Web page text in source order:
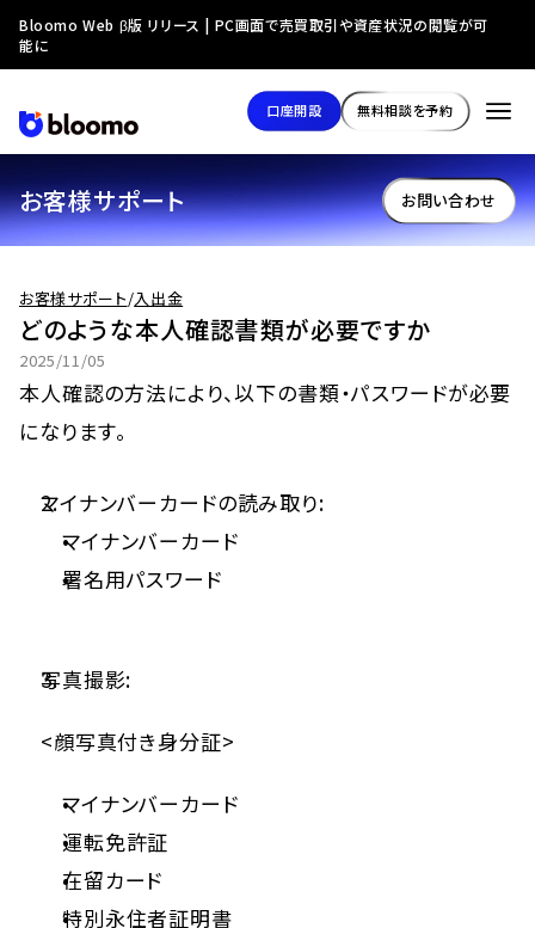
お客様サポート お問い合わせ
お客様サポート/入出金
どのような本人確認書類が必要ですか
2025/11/05
本人確認の方法により、以下の書類・パスワードが必要
になります。
マイナンバーカードの読み取り:
マイナンバーカード
署名用パスワード
写真撮影:
<顔写真付き身分証>
マイナンバーカード
運転免許証
在留カード
特別永住者証明書
Bloomo Web β版 リリース | PC画面で売買取引や資産状況の閲覧が可
能に
口座開設 無料相談を予約